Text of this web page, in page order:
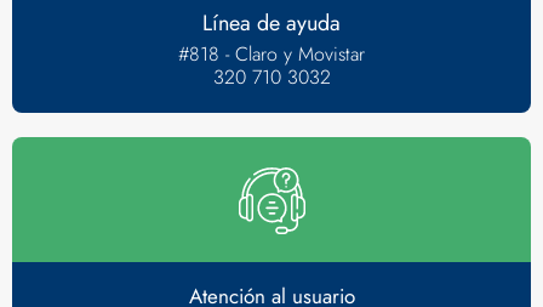
Línea de ayuda
#818 - Claro y Movistar
320 710 3032
Atención al usuario